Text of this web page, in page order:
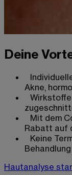
Deine
Akne,
Wirkstoffe
Mit dem
Rabatt auf
Keine
Hautanalyse